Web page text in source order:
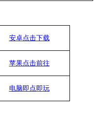
安卓点击下载
苹果点击前往
电脑即点即玩